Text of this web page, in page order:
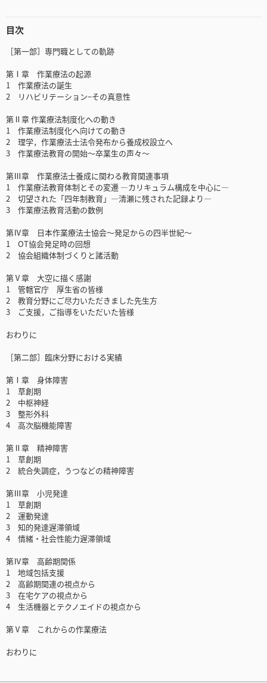
目次
［第一部］専門職としての軌跡
第Ⅰ章 作業療法の起源
1 作業療法の誕生
2 リハビリテーション−その真意性
第Ⅱ章 作業療法制度化への動き
1 作業療法制度化へ向けての動き
2 理学，作業療法士法令発布から養成校設立へ
3 作業療法教育の開始～卒業生の声々～
第Ⅲ章 作業療法士養成に関わる教育関連事項
1 作業療法教育体制とその変遷 ―カリキュラム構成を中心に―
2 切望された「四年制教育」—清瀬に残された記録より—
3 作業療法教育活動の数例
第Ⅳ章 日本作業療法士協会～発足からの四半世紀～
1 OT協会発足時の回想
2 協会組織体制づくりと諸活動
第Ⅴ章 大空に描く感謝
1 管轄官庁 厚生省の皆様
2 教育分野にご尽力いただきました先生方
3 ご支援，ご指導をいただいた皆様
おわりに
［第二部］臨床分野における実績
第Ⅰ章 身体障害
1 草創期
2 中枢神経
3 整形外科
4 高次脳機能障害
第Ⅱ章 精神障害
1 草創期
2 統合失調症，うつなどの精神障害
第Ⅲ章 小児発達
1 草創期
2 運動発達
3 知的発達遅滞領域
4 情緒・社会性能力遅滞領域
第Ⅳ章 高齢期関係
1 地域包括支援
2 高齢期関連の視点から
3 在宅ケアの視点から
4 生活機器とテクノエイドの視点から
第Ⅴ章 これからの作業療法
おわりに